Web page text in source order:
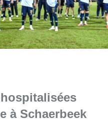
à Schaerbeek